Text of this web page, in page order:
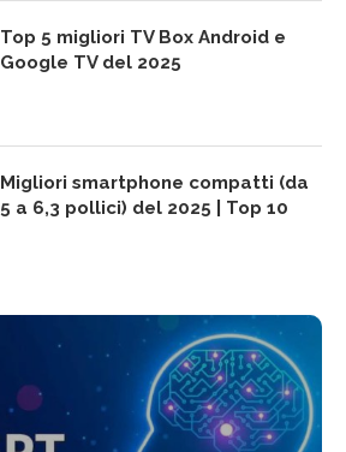
Top 5 migliori TV Box Android e
Google TV del 2025
Migliori smartphone compatti (da
5 a 6,3 pollici) del 2025 | Top 10